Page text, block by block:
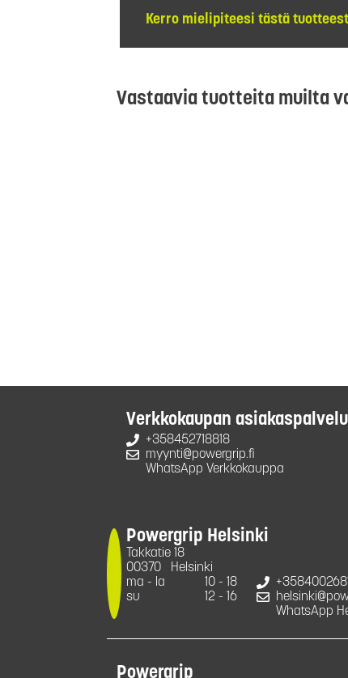
Kerro mielipiteesi tästä
Vastaavia tuotteita muilta
Verkkokaupan asiakaspalvelu
+358452718818
myynti@powergrip.fi
WhatsApp Verkkokauppa
Powergrip Helsinki
Takkatie 18
00370
Helsinki
ma - la
10 - 18
su
12 - 16
WhatsApp
Powergrip